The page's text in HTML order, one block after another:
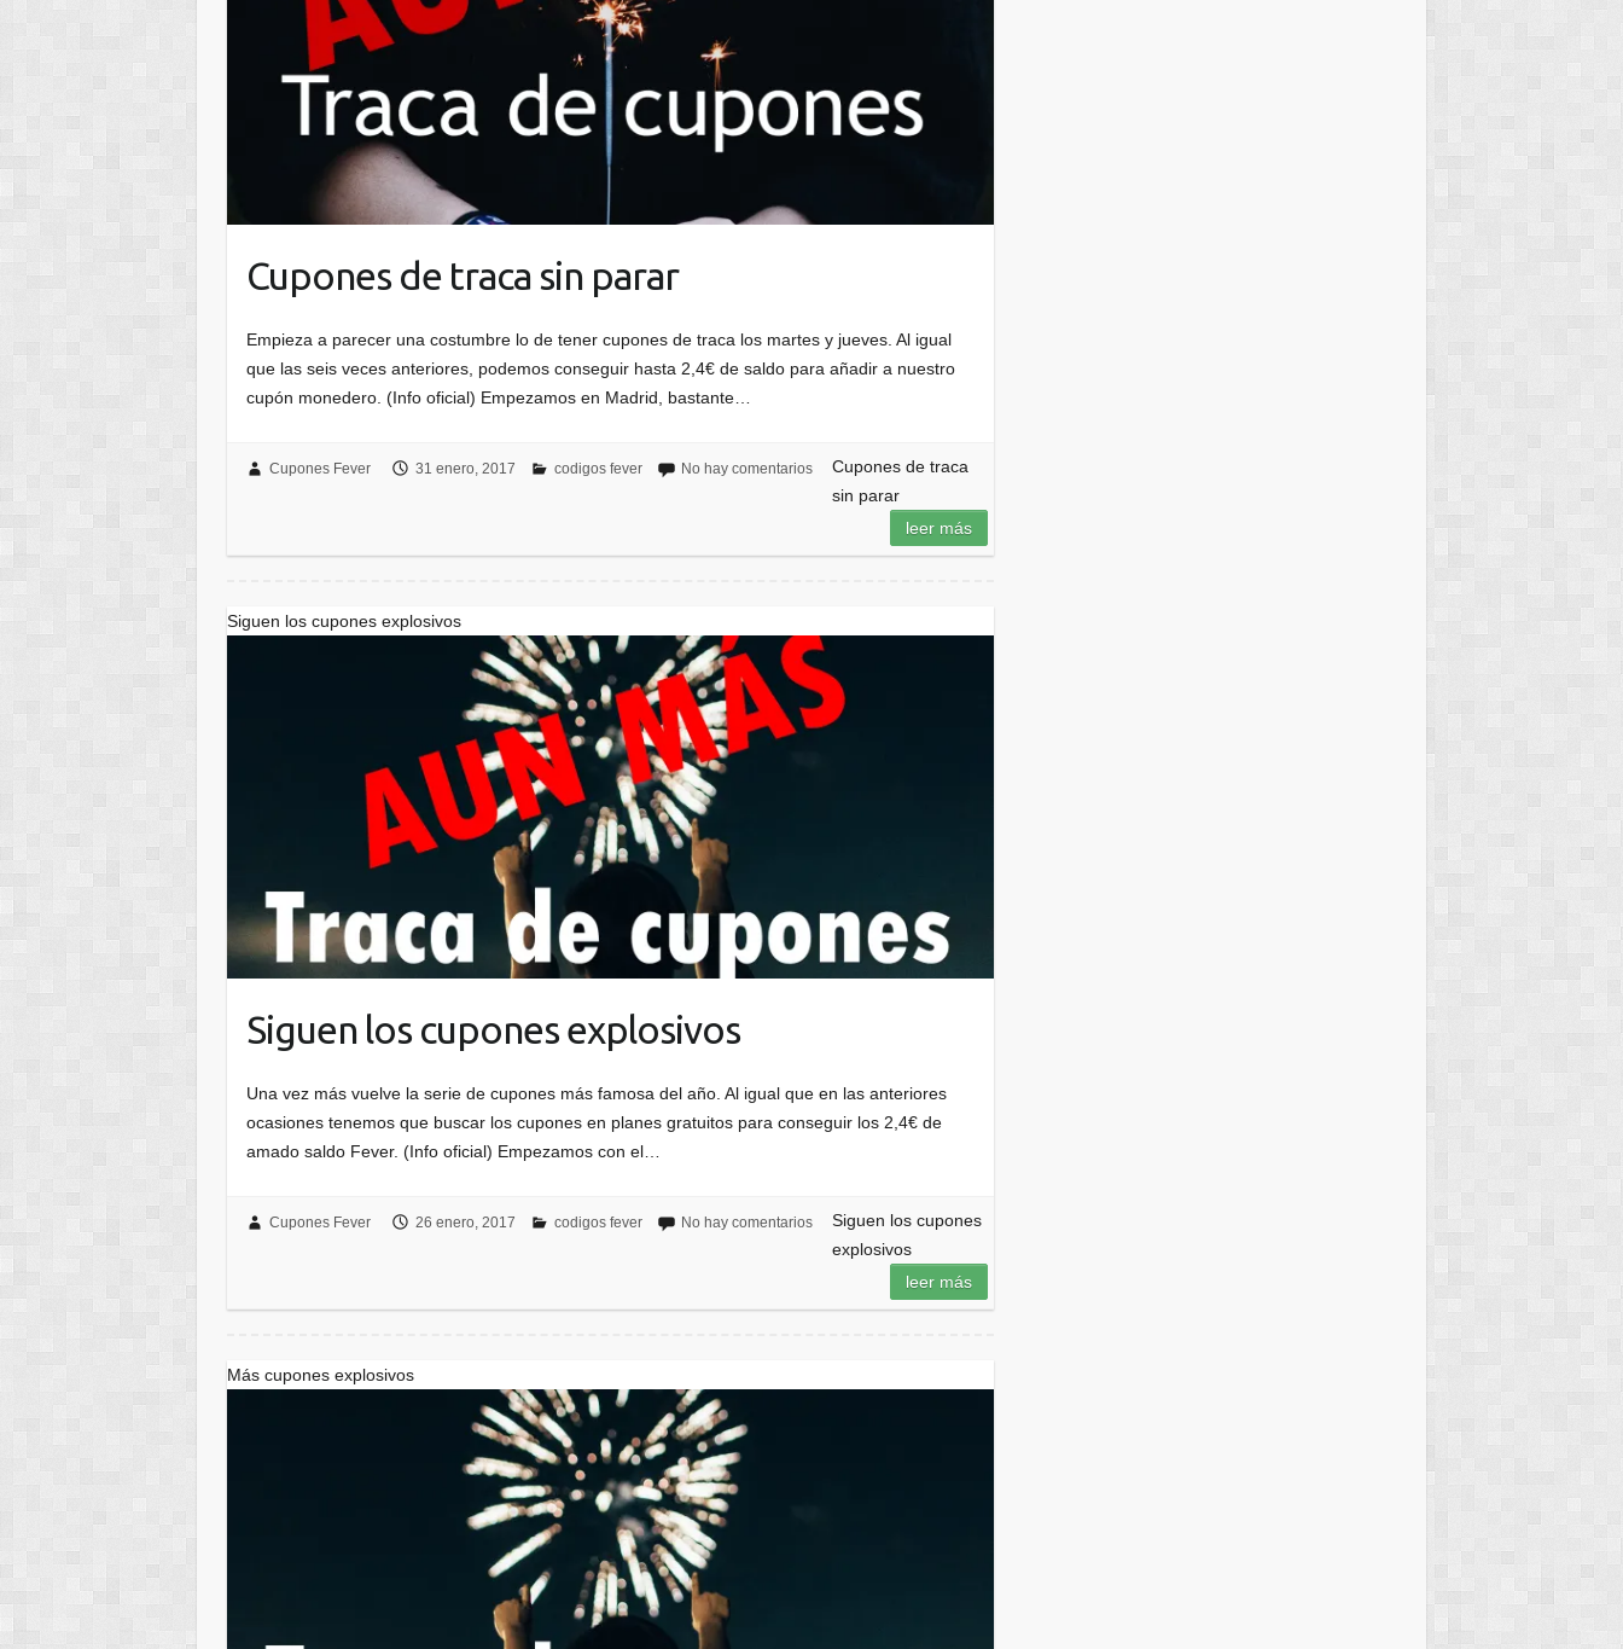
Cupones de traca sin parar
Empieza a parecer una costumbre lo de tener cupones de traca los martes y jueves. Al igual
que las seis veces anteriores, podemos conseguir hasta 2,4€ de saldo para añadir a nuestro
cupón monedero. (Info oficial) Empezamos en Madrid, bastante…
Cupones Fever 31 enero, 2017 codigos fever No hay comentarios
Cupones de traca
sin parar
leer más
Siguen los cupones explosivos
Siguen los cupones explosivos
Una vez más vuelve la serie de cupones más famosa del año. Al igual que en las anteriores
ocasiones tenemos que buscar los cupones en planes gratuitos para conseguir los 2,4€ de
amado saldo Fever. (Info oficial) Empezamos con el…
Cupones Fever 26 enero, 2017 codigos fever No hay comentarios
Siguen los cupones
explosivos
leer más
Más cupones explosivos